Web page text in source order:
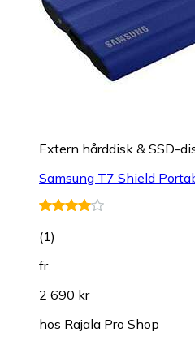
Extern hårddisk & SSD-
Samsung T7 Shield
(1)
fr.
2 690 kr
hos Rajala Pro Shop